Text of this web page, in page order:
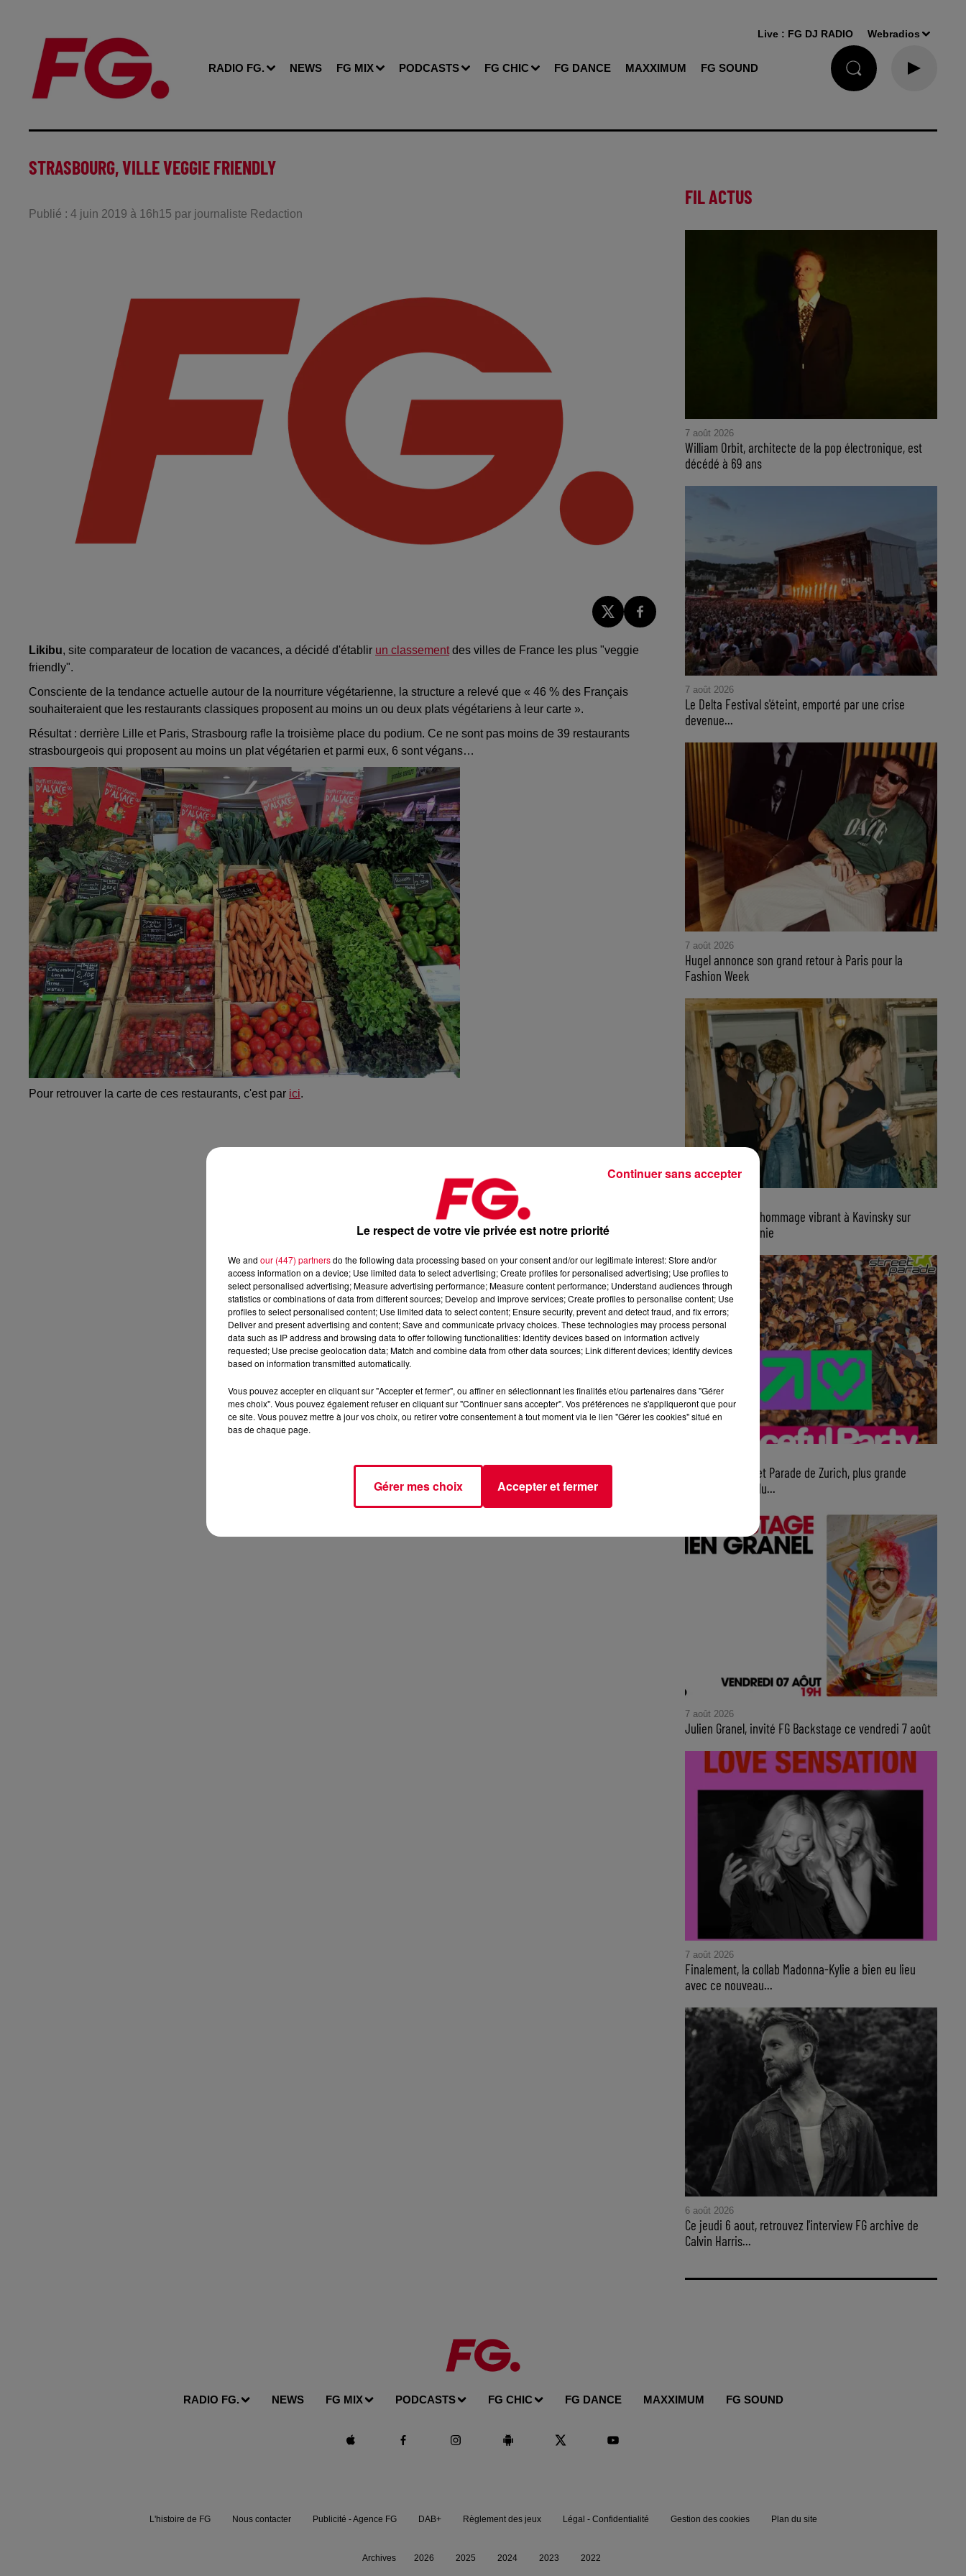
RADIO FG. NEWS FG MIX PODCASTS FG CHIC FG DANCE MAXXIMUM FG SOUND
Live : FG DJ RADIO Webradios
STRASBOURG, VILLE VEGGIE FRIENDLY
Publié : 4 juin 2019 à 16h15 par journaliste Redaction
Likibu, site comparateur de location de vacances, a décidé d'établir un classementdes villes de France les plus "veggie
friendly".
Consciente de la tendance actuelle autour de la nourriture végétarienne, la structure a relevé que « 46 % des Français
souhaiteraient que les restaurants classiques proposent au moins un ou deux plats végétariens à leur carte ».
Résultat : derrière Lille et Paris, Strasbourg rafle la troisième place du podium. Ce ne sont pas moins de 39 restaurants
strasbourgeois qui proposent au moins un plat végétarien et parmi eux, 6 sont végans…
Pour retrouver la carte de ces restaurants, c'est par ici.
FIL ACTUS
7 août 2026
William Orbit, architecte de la pop électronique, est
décédé à 69 ans
7 août 2026
Le Delta Festival s'éteint, emporté par une crise
devenue...
7 août 2026
Hugel annonce son grand retour à Paris pour la
Fashion Week
Parcels rend un hommage vibrant à Kavinsky sur
scène en Californie
Ce samedi, Street Parade de Zurich, plus grande
parade électro du...
7 août 2026
Julien Granel, invité FG Backstage ce vendredi 7 août
7 août 2026
Finalement, la collab Madonna-Kylie a bien eu lieu
avec ce nouveau...
6 août 2026
Ce jeudi 6 aout, retrouvez l'interview FG archive de
Calvin Harris...
RADIO FG. NEWS FG MIX PODCASTS FG CHIC FG DANCE MAXXIMUM FG SOUND
L'histoire de FG Nous contacter Publicité - Agence FG DAB+ Règlement des jeux Légal - Confidentialité Gestion des cookies Plan du site
Archives 2026 2025 2024 2023 2022
Le respect de votre vie privée est notre priorité
We and our (447) partnersdo the following data processing based on your consent and/or our legitimate interest: Store and/or
access information on a device; Use limited data to select advertising; Create profiles for personalised advertising; Use profiles to
select personalised advertising; Measure advertising performance; Measure content performance; Understand audiences through
statistics or combinations of data from different sources; Develop and improve services; Create profiles to personalise content; Use
profiles to select personalised content; Use limited data to select content; Ensure security, prevent and detect fraud, and fix errors;
Deliver and present advertising and content; Save and communicate privacy choices. These technologies may process personal
data such as IP address and browsing data to offer following functionalities: Identify devices based on information actively
requested; Use precise geolocation data; Match and combine data from other data sources; Link different devices; Identify devices
based on information transmitted automatically.
Vous pouvez accepter en cliquant sur "Accepter et fermer", ou affiner en sélectionnant les finalités et/ou partenaires dans "Gérer
mes choix". Vous pouvez également refuser en cliquant sur "Continuer sans accepter". Vos préférences ne s'appliqueront que pour
ce site. Vous pouvez mettre à jour vos choix, ou retirer votre consentement à tout moment via le lien "Gérer les cookies" situé en
bas de chaque page.
Gérer mes choix Accepter et fermer
Continuer sans accepter